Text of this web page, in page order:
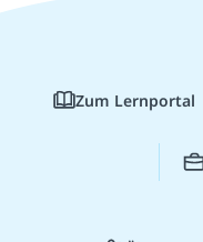
Zum Lernportal